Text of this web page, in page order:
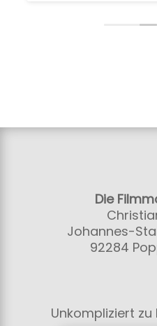
Die
Johannes-
92284
Unkompliziert zu